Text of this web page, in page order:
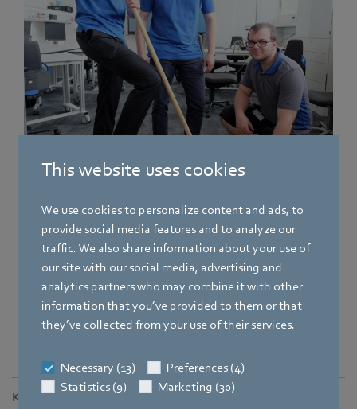
This website uses cookies
We use cookies to personalize content and ads, to
provide social media features and to analyze our
traffic. We also share information about your use of
our site with our social media, advertising and
analytics partners who may combine it with other
information that you’ve provided to them or that
they’ve collected from your use of their services.
Necessary (13)
Preferences (4)
Statistics (9)
Marketing (30)
Lukas Zeihsel (21) und seine 20 Jahre alten Kollegen Marvin
Schmauder und Jacob Herdtweck (von rechts) mit dem
Kontakt